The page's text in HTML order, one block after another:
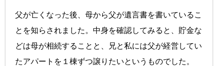
父が亡くなった後、母から父が遺言書を書いているこ
とを知らされました。中身を確認してみると、貯金な
どは母が相続することと、兄と私には父が経営してい
たアパートを１棟ずつ譲りたいというものでした。